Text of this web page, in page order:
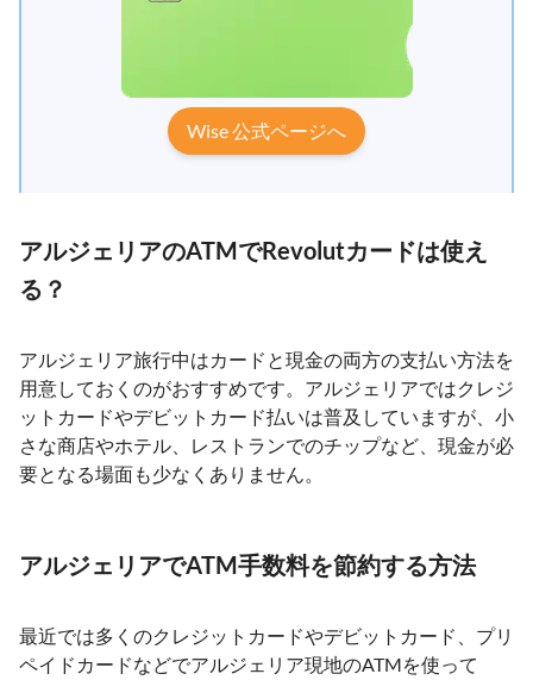
Wise 公式ページへ
アルジェリアのATMでRevolutカードは使え
る？
アルジェリア旅行中はカードと現金の両方の支払い方法を
用意しておくのがおすすめです。アルジェリアではクレジ
ットカードやデビットカード払いは普及していますが、小
さな商店やホテル、レストランでのチップなど、現金が必
要となる場面も少なくありません。
アルジェリアでATM手数料を節約する方法
最近では多くのクレジットカードやデビットカード、プリ
ペイドカードなどでアルジェリア現地のATMを使って